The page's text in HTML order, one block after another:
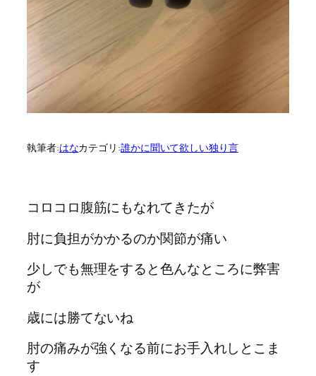
執筆者:はなカテゴリ:誰かに聞いて欲しい独り言
コロコロ腹筋にもなれてきたが
肘に負担がかかるのか関節が痛い
少しでも無理をすると色んなところに弊害
が
歳には勝てないね
肘の痛みが強くなる前にお手入れしとこま
す